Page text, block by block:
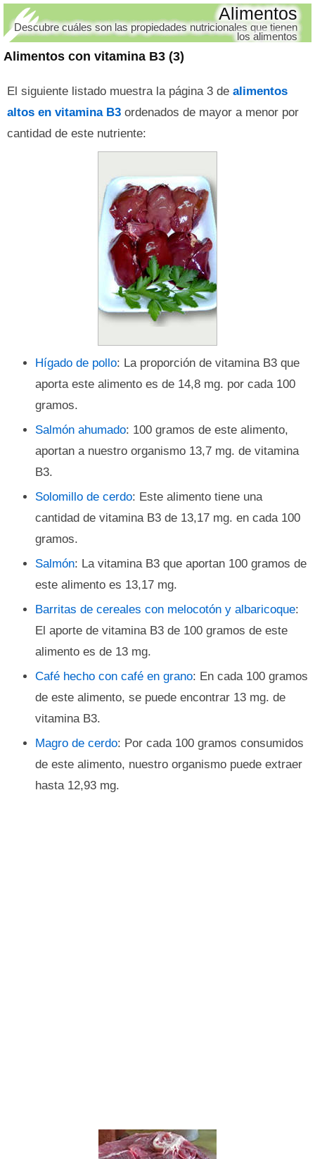
Alimentos con vitamina B3 (3)
Alimentos
Descubre cuáles son las propiedades nutricionales que tienen
los alimentos
El siguiente listado muestra la página 3 de alimentos
altos en vitamina B3 ordenados de mayor a menor por
cantidad de este nutriente:
Hígado de pollo: La proporción de vitamina B3 que
aporta este alimento es de 14,8 mg. por cada 100
gramos.
Salmón ahumado: 100 gramos de este alimento,
aportan a nuestro organismo 13,7 mg. de vitamina
B3.
Solomillo de cerdo: Este alimento tiene una
cantidad de vitamina B3 de 13,17 mg. en cada 100
gramos.
Salmón: La vitamina B3 que aportan 100 gramos de
este alimento es 13,17 mg.
Barritas de cereales con melocotón y albaricoque:
El aporte de vitamina B3 de 100 gramos de este
alimento es de 13 mg.
Café hecho con café en grano: En cada 100 gramos
de este alimento, se puede encontrar 13 mg. de
vitamina B3.
Magro de cerdo: Por cada 100 gramos consumidos
de este alimento, nuestro organismo puede extraer
hasta 12,93 mg.